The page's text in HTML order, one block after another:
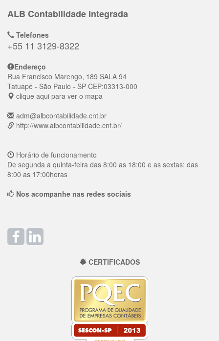
ALB Contabilidade Integrada
Telefones
+55 11 3129-8322
Endereço
Rua Francisco Marengo, 189 SALA 94
Tatuapé - São Paulo - SP CEP:03313-000
clique aqui para ver o mapa
adm@albcontabilidade.cnt.br
http://www.albcontabilidade.cnt.br/
Horário de funcionamento
De segunda a quinta-feira das 8:00 as 18:00 e as sextas: das
8:00 as 17:00horas
Nos acompanhe nas redes sociais
CERTIFICADOS